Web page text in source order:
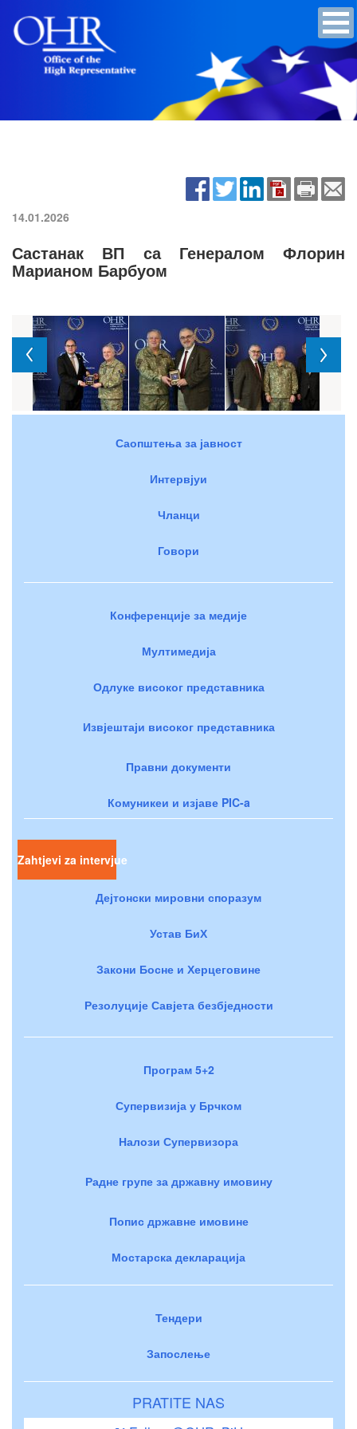
14.01.2026
Састанак ВП са Генералом Флорин
Марианом Барбуом
Саопштења за јавност
Интервјуи
Чланци
Говори
Конференције за медије
Мултимедија
Одлуке високог представника
Извјештаји високог представника
Правни документи
Комуникеи и изјаве PIC-a
Zahtjevi za intervjue
Дејтонски мировни споразум
Устав БиХ
Закони Босне и Херцеговине
Резолуције Савјета безбједности
Програм 5+2
Супервизија у Брчком
Налози Супервизора
Радне групе за државну имовину
Попис државне имовине
Мостарска декларација
Тендери
Запослење
PRATITE NAS